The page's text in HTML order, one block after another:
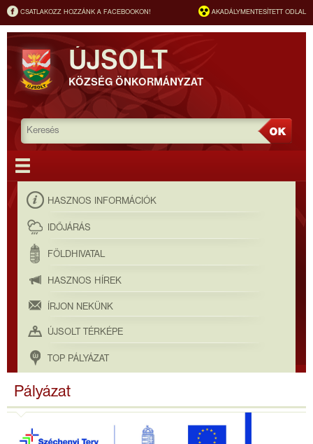
CSATLAKOZZ HOZZÁNK A FACEBOOKON! AKADÁLYMENTESÍTETT ODLAL
ÚJSOLT
KÖZSÉG ÖNKORMÁNYZAT
HASZNOS INFORMÁCIÓK
IDŐJÁRÁS
FÖLDHIVATAL
HASZNOS HÍREK
ÍRJON NEKÜNK
ÚJSOLT TÉRKÉPE
TOP PÁLYÁZAT
Pályázat